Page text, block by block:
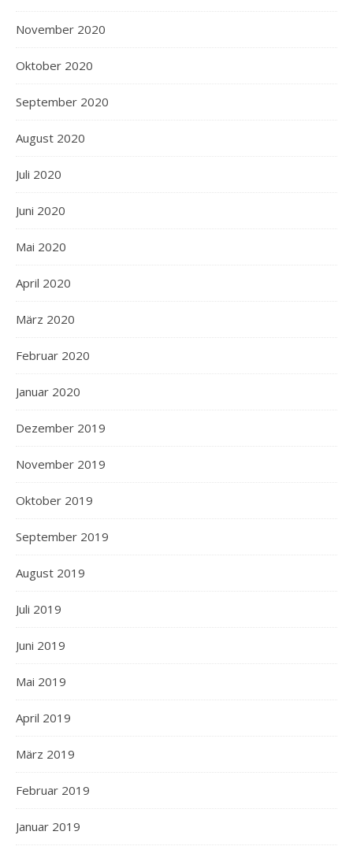
November 2020
Oktober 2020
September 2020
August 2020
Juli 2020
Juni 2020
Mai 2020
April 2020
März 2020
Februar 2020
Januar 2020
Dezember 2019
November 2019
Oktober 2019
September 2019
August 2019
Juli 2019
Juni 2019
Mai 2019
April 2019
März 2019
Februar 2019
Januar 2019